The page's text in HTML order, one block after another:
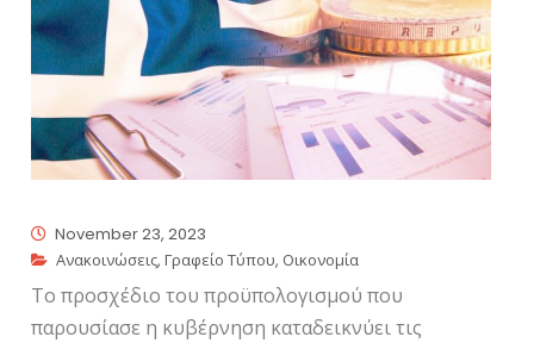
November 23, 2023
Ανακοινώσεις,Γραφείο Τύπου, Οικονομία
Το προσχέδιο του προϋπολογισμού που
παρουσίασε η κυβέρνηση καταδεικνύει τις